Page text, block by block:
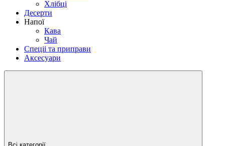
Хлібці
Десерти
Напої
Кава
Чай
Спеціі та приправи
Аксесуари